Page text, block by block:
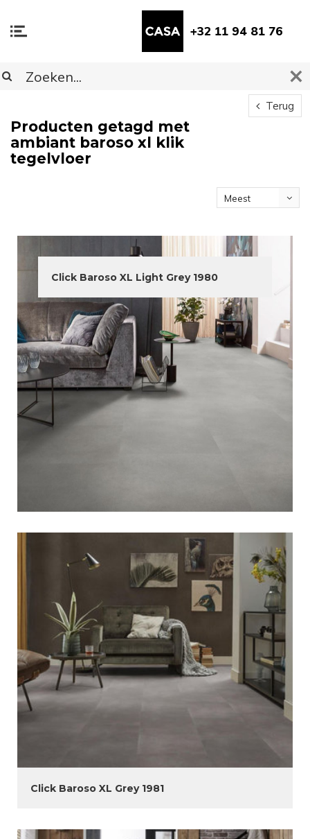
+32 11 94 81 76
Terug
Producten getagd met
ambiant baroso xl klik
tegelvloer
Meest
Click Baroso XL Light Grey 1980
Click Baroso XL Grey 1981